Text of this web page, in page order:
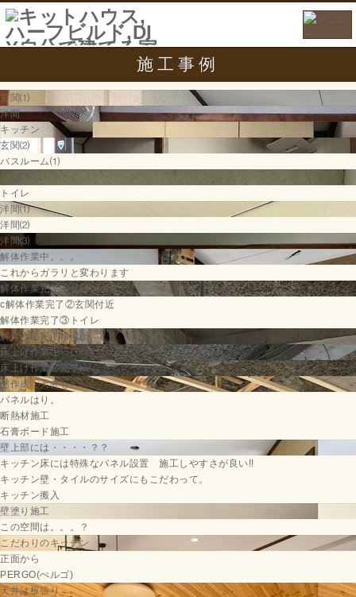
施工事例
玄関⑴
洋間
キッチン
玄関⑵
バスルーム⑴
バスルーム⑵
トイレ
洋間⑴
洋間⑵
洋間⑶
解体作業中。。。
これからガラリと変わります
解体作業完了①リビング
c解体作業完了②玄関付近
解体作業完了③トイレ
解体作業完了④洗面
床上げ作業①
床上げ作業②完了
壁作成①天井も
パネルはり。
断熱材施工
石膏ボード施工
壁上部には・・・・？？
キッチン床には特殊なパネル設置 施工しやすさが良い!!
キッチン壁・タイルのサイズにもこだわって。
キッチン搬入
壁塗り施工
この空間は。。。？
こだわりのキッチン
正面から
PERGO(ぺルゴ)
天井は板張り